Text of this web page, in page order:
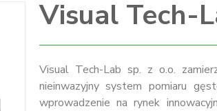
Visual Tech-
Visual Tech-Lab sp. z o.o.
nieinwazyjny system pomiaru
wprowadzenie na rynek